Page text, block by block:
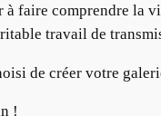
à faire comprendre la
travail de
de créer votre
!